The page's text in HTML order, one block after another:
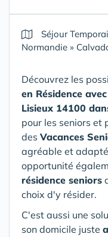
Séjour
Normandie »
Découvrez les
en Résidence
Lisieux 14100
pour les seniors et
des Vacances
agréable et
opportunité
résidence seniors
choix d'y résider.
C'est aussi une
son domicile juste